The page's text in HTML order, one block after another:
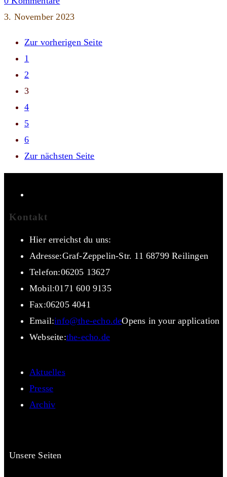
3. November 2023
Zur vorherigen Seite
1
2
3
4
5
6
Zur nächsten Seite
Kontakt
Hier erreichst du uns:
Adresse:Graf-Zeppelin-Str. 11 68799 Reilingen
Telefon:06205 13627
Mobil:0171 600 9135
Fax:06205 4041
Email:info@the-echo.deOpens in your application
Webseite:the-echo.de
Aktuelles
Presse
Archiv
Unsere Seiten